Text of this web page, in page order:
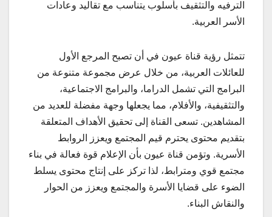
الترفيه والتثقيف بأسلوب يتناسب مع تقاليد وعادات
الأسر العربية.
تتمثل رؤية قناة عيون في أن تصبح المرجع الأول
للعائلات العربية، من خلال عرض مجموعة متنوعة من
البرامج التي تشمل الدراما، والبرامج الاجتماعية،
والتثقيفية، والأفلام، مما يجعلها وجهة مفضلة للعديد من
المشاهدين. تسعى القناة إلى تحقيق الأهداف المتعلقة
بتقديم محتوى يحترم قيم المجتمع ويعزز الروابط
الأسرية. وتؤمن قناة عيون بأن الإعلام قوة فعالة في بناء
مجتمع قوي ومترابط، لذا تركز على إنتاج محتوى يسلط
الضوء على قضايا الأسرة والمجتمع ويعزز من الحوار
والنقاش البناء.